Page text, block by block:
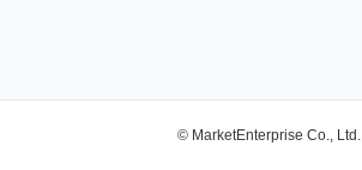
© MarketEnterprise Co., Ltd.